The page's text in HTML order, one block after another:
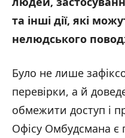
та інші дії, які
нелюдського
Було не лише
перевірки, а й
обмежити доступ і
Офісу Омбудсмана